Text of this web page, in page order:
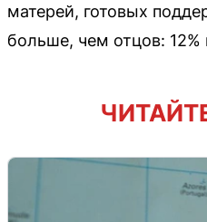
матерей, готовых
больше, чем отцов: 12%